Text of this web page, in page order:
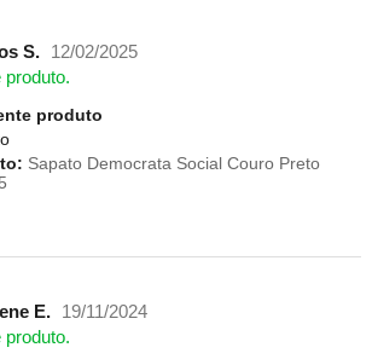
S.
12/02/2025
produto.
produto
Sapato Democrata Social Couro Preto
E.
19/11/2024
produto.